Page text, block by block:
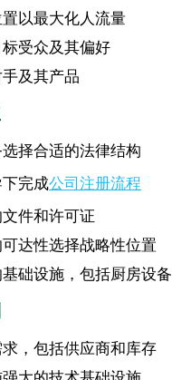
以最大化人流量
受众及其偏好
及其产品
择合适的法律结构
完成公司注册流程
件和许可证
达性选择战略性位置
础设施，包括厨房设备
，包括供应商和库存